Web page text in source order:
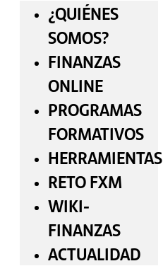
¿QUIÉNES
SOMOS?
FINANZAS
ONLINE
PROGRAMAS
FORMATIVOS
HERRAMIENTAS
RETO FXM
WIKI-
FINANZAS
ACTUALIDAD